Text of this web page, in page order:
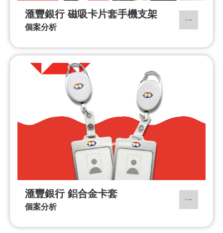
滙豐銀行 磁吸卡片套手機支架
個案分析
滙豐銀行 鋁合金卡套
個案分析